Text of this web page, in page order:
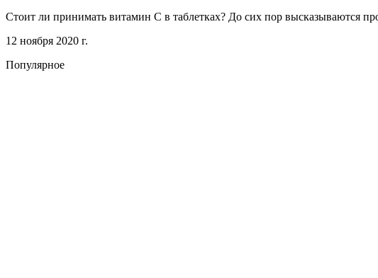
Стоит ли принимать витамин С в таблетках? До сих пор высказываются
12 ноября 2020 г.
Популярное